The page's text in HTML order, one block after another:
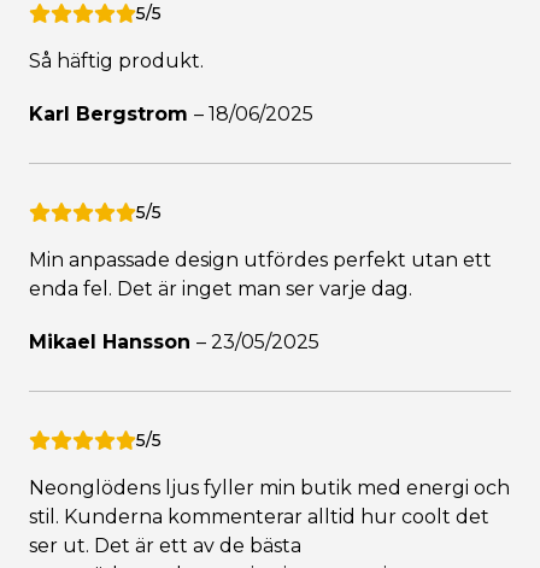
5/5
Så häftig produkt.
Karl Bergstrom – 18/06/2025
5/5
Min anpassade design utfördes perfekt utan ett
enda fel. Det är inget man ser varje dag.
Mikael Hansson – 23/05/2025
5/5
Neonglödens ljus fyller min butik med energi och
stil. Kunderna kommenterar alltid hur coolt det
ser ut. Det är ett av de bästa